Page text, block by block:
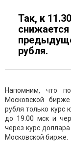
Так, к
снижается
рубля.
Напомним, что
Московской
рубля только курс
до 19.00 мск и
через курс
Московской бирже.